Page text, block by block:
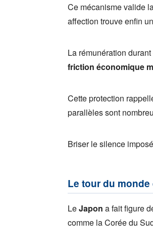
Ce mécanisme valide
affection trouve enfin
La rémunération
friction économique
Cette protection
parallèles sont
Briser le silence
Le tour du
LeJapon a fait figure
comme la Corée du